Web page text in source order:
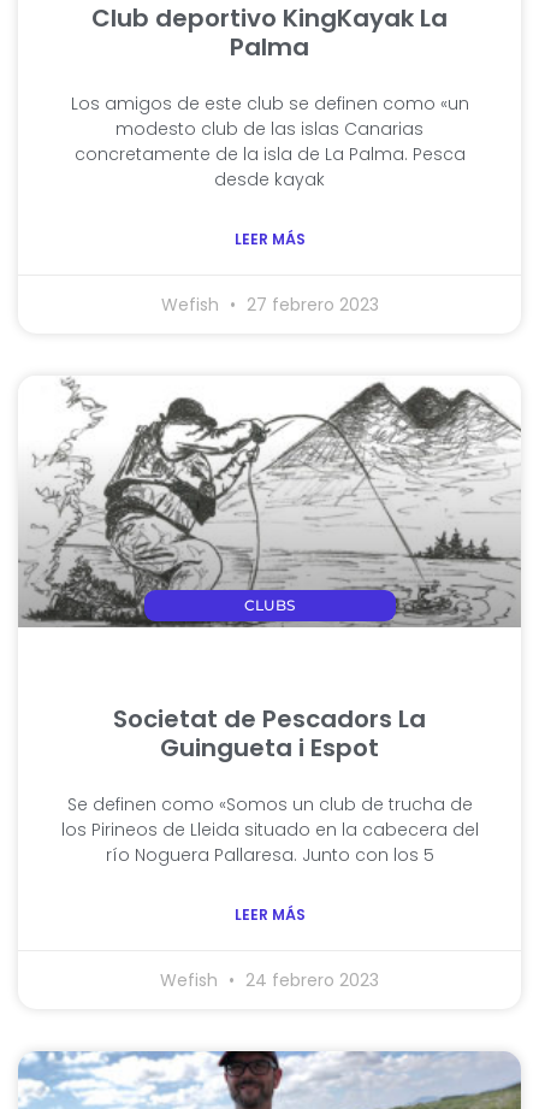
Club deportivo KingKayak La
Palma
Los amigos de este club se definen como «un
modesto club de las islas Canarias
concretamente de la isla de La Palma. Pesca
desde kayak
LEER MÁS
Wefish 27 febrero 2023
CLUBS
Societat de Pescadors La
Guingueta i Espot
Se definen como «Somos un club de trucha de
los Pirineos de Lleida situado en la cabecera del
río Noguera Pallaresa. Junto con los 5
LEER MÁS
Wefish 24 febrero 2023